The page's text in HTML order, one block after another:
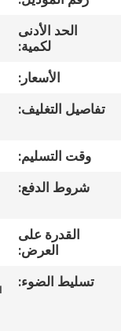
المعمل
مراقبة
الجودة
اتصل
اطلب
اقتباس
الحد الأدنى
لكمية:
الأسعار:
تفاصيل التغليف:
وقت التسليم:
شروط الدفع:
القدرة على
العرض:
تسليط الضوء: